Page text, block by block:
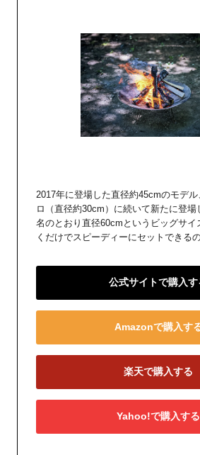
2017年に登場した直径約45cmのモデル
ロ（直径約30cm）に続いて新たに登
名のとおり直径60cmというビッグサイ
くだけでスピーディーにセットできる
公式サイトで購入す
Amazonで購入す
楽天で購入する
Yahoo!で購入する